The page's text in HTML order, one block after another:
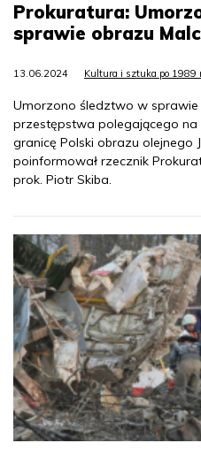
Prokuratura:
sprawie obrazu
13.06.2024 Kultura i sztuka po 1989
Umorzono śledztwo w sprawie
przestępstwa polegającego
granicę Polski obrazu olejnego
poinformował rzecznik
prok. Piotr Skiba.